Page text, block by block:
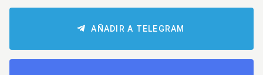
AÑADIR A TELEGRAM